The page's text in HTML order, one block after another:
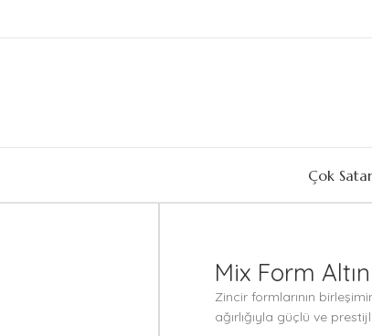
Çok
Mix Form
Zincir formlarının
ağırlığıyla güçlü ve